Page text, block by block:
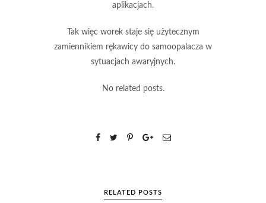
aplikacjach.
Tak więc worek staje się użytecznym
zamiennikiem rękawicy do samoopalacza w
sytuacjach awaryjnych.
No related posts.
RELATED POSTS